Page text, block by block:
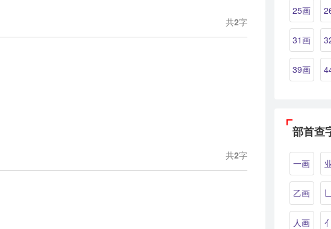
25画
31画
39画
部首查
一画
乙画
人画
共2字
共2字